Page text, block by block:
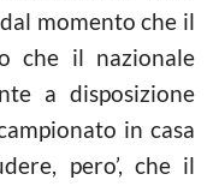
momento che il
che il nazionale
a disposizione
in casa
pero’, che il